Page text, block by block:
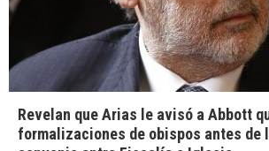
Revelan que Arias le avisó a Abbott
formalizaciones de obispos antes de